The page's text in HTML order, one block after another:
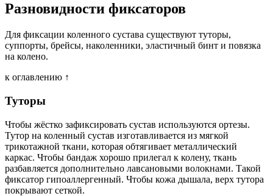
Разновидности фиксаторов
Для фиксации коленного сустава существуют туторы,
суппорты, брейсы, наколенники, эластичный бинт и повязка
на колено.
к оглавлению ↑
Туторы
Чтобы жёстко зафиксировать сустав используются ортезы.
Тутор на коленный сустав изготавливается из мягкой
трикотажной ткани, которая обтягивает металлический
каркас. Чтобы бандаж хорошо прилегал к колену, ткань
разбавляется дополнительно лавсановыми волокнами. Такой
фиксатор гипоаллергенный. Чтобы кожа дышала, верх тутора
покрывают сеткой.